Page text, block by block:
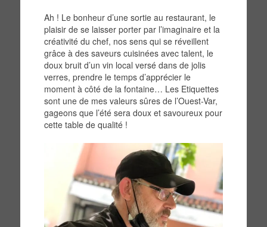
Ah ! Le bonheur d’une sortie au restaurant, le
plaisir de se laisser porter par l’imaginaire et la
créativité du chef, nos sens qui se réveillent
grâce à des saveurs cuisinées avec talent, le
doux bruit d’un vin local versé dans de jolis
verres, prendre le temps d’apprécier le
moment à côté de la fontaine… Les Etiquettes
sont une de mes valeurs sûres de l’Ouest-Var,
gageons que l’été sera doux et savoureux pour
cette table de qualité !